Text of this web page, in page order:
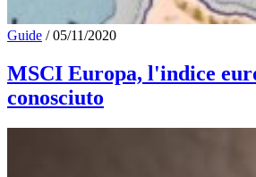
Guide / 05/11/2020
MSCI Europa, l'indice
conosciuto